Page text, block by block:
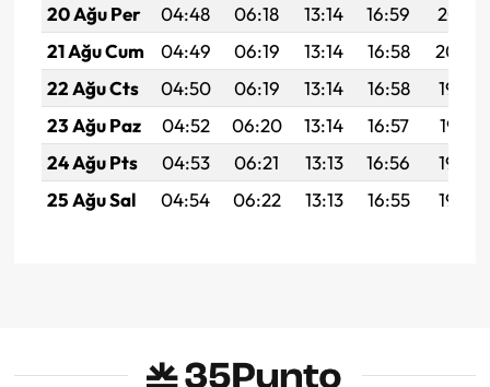
20 Ağu Per
04:48 06:18 13:14 16:59
20:01
21 Ağu Cum
04:49 06:19 13:14 16:58
20:00
22 Ağu Cts
04:50 06:19 13:14 16:58
19:59
23 Ağu Paz
04:52 06:20 13:14 16:57
19:57
24 Ağu Pts
04:53 06:21 13:13 16:56
19:56
25 Ağu Sal
04:54 06:22 13:13 16:55 19:54